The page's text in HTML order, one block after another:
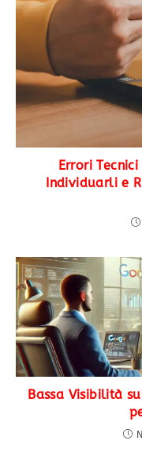
Errori
Individuarli e
Bassa Visibilità